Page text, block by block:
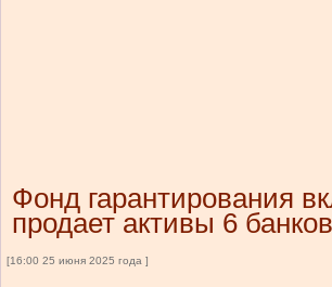
Фонд гарантирования
продает активы 6 банков
[16:00 25 июня 2025 года ]